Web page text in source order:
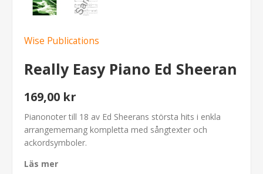
Wise Publications
Really Easy Piano Ed Sheeran
169,00 kr
Pianonoter till 18 av Ed Sheerans största hits i enkla
arrangememang kompletta med sångtexter och
ackordsymboler.
Läs mer